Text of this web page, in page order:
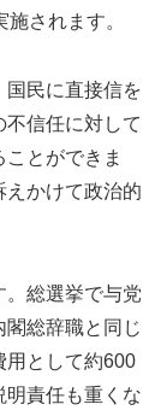
されます。
国民に直接信を
信任に対して
とができま
えかけて政治的
。総選挙で与党
総辞職と同じ
用として約600
明責任も重くな